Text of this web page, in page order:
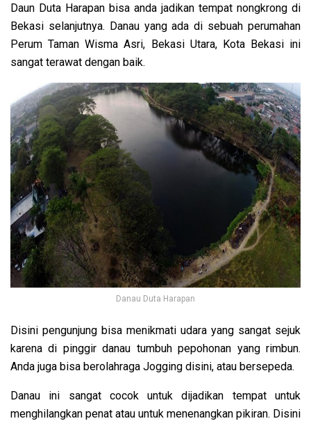
Daun Duta Harapan bisa anda jadikan tempat nongkrong di
Bekasi selanjutnya. Danau yang ada di sebuah perumahan
Perum Taman Wisma Asri, Bekasi Utara, Kota Bekasi ini
sangat terawat dengan baik.
Danau Duta Harapan
Disini pengunjung bisa menikmati udara yang sangat sejuk
karena di pinggir danau tumbuh pepohonan yang rimbun.
Anda juga bisa berolahraga Jogging disini, atau bersepeda.
Danau ini sangat cocok untuk dijadikan tempat untuk
menghilangkan penat atau untuk menenangkan pikiran. Disini